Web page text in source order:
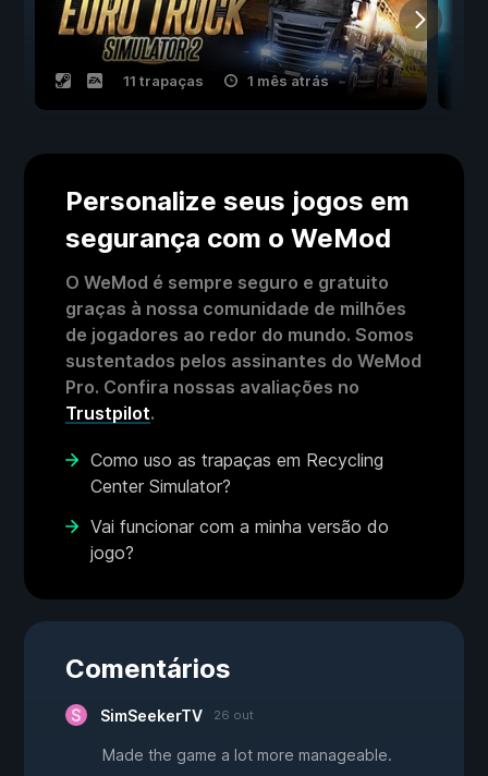
11 trapaças 1 mês atrás
Personalize seus jogos em
segurança com o WeMod
O WeMod é sempre seguro e gratuito
graças à nossa comunidade de milhões
de jogadores ao redor do mundo. Somos
sustentados pelos assinantes do WeMod
Pro. Confira nossas avaliações no
Trustpilot.
Como uso as trapaças em Recycling
Center Simulator?
Vai funcionar com a minha versão do
jogo?
Comentários
SimSeekerTV 26 out
Made the game a lot more manageable.